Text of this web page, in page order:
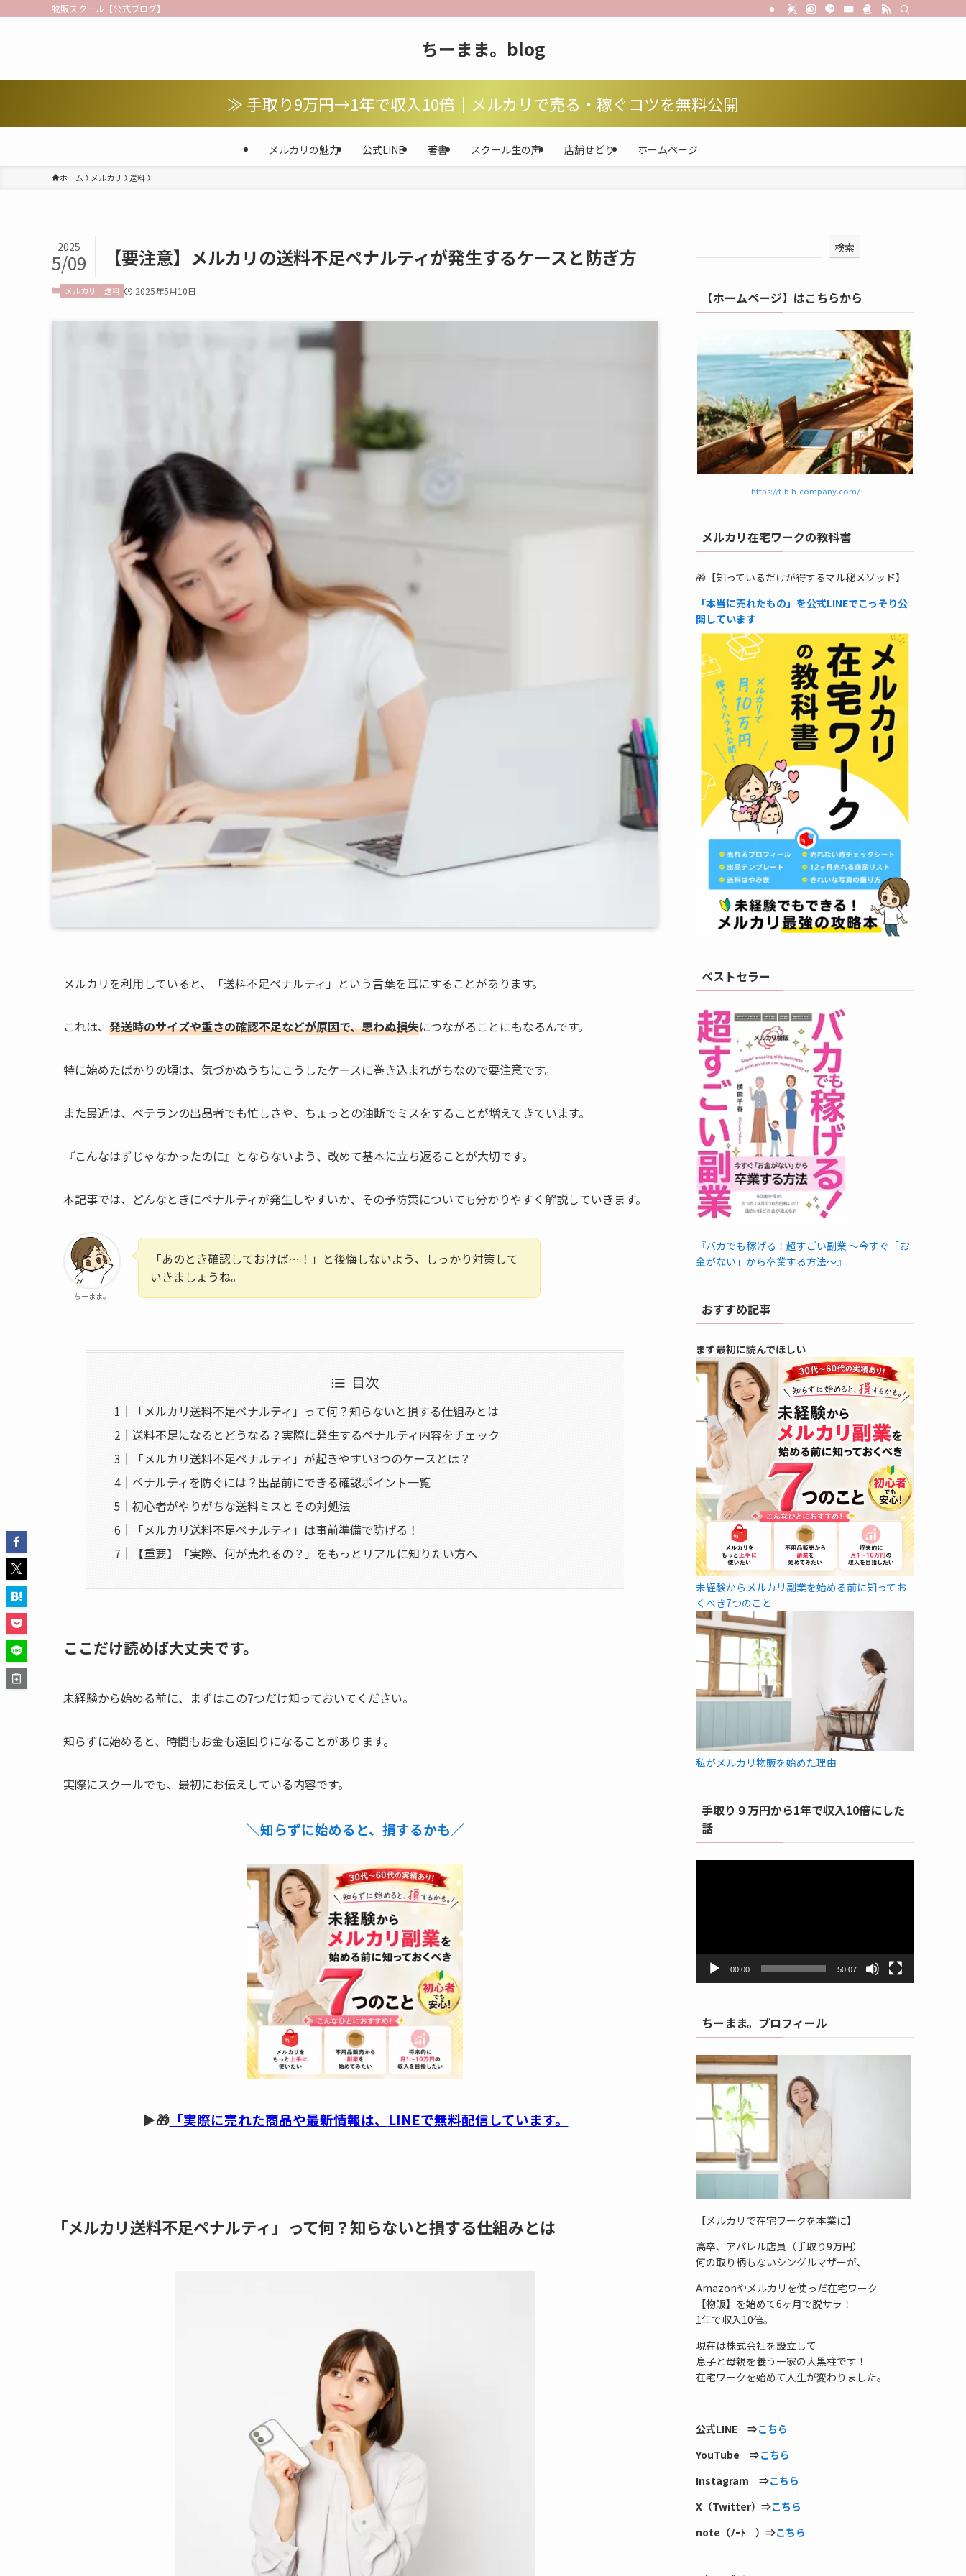
物販スクール【公式ブログ】
ちーまま。blog
メルカリの魅力 公式LINE 著書 スクール生の声 店舗せどり ホームページ
≫ 手取り9万円→1年で収入10倍｜メルカリで売る・稼ぐコツを無料公開
ホーム メルカリ 送料
【要注意】メルカリの送料不足ペナルティが発生するケースと防ぎ方
2025
5/09
メルカリ 送料 2025年5月10日
メルカリを利用していると、「送料不足ペナルティ」という言葉を耳にすることがあります。
これは、 発送時のサイズや重さの確認不足などが原因で、思わぬ損失につながることにもなるんです。
特に始めたばかりの頃は、気づかぬうちにこうしたケースに巻き込まれがちなので要注意です。
また最近は、ベテランの出品者でも忙しさや、ちょっとの油断でミスをすることが増えてきています。
『こんなはずじゃなかったのに』とならないよう、改めて基本に立ち返ることが大切です。
本記事では、どんなときにペナルティが発生しやすいか、その予防策についても分かりやすく解説していきます。
ちーまま。
「あのとき確認しておけば…！」と後悔しないよう、しっかり対策して
いきましょうね。
目次
「メルカリ送料不足ペナルティ」って何？知らないと損する仕組みとは
送料不足になるとどうなる？実際に発生するペナルティ内容をチェック
「メルカリ送料不足ペナルティ」が起きやすい3つのケースとは？
ペナルティを防ぐには？出品前にできる確認ポイント一覧
初心者がやりがちな送料ミスとその対処法
「メルカリ送料不足ペナルティ」は事前準備で防げる！
【重要】「実際、何が売れるの？」をもっとリアルに知りたい方へ
ここだけ読めば大丈夫です。
未経験から始める前に、まずはこの7つだけ知っておいてください。
知らずに始めると、時間もお金も遠回りになることがあります。
実際にスクールでも、最初にお伝えしている内容です。
＼知らずに始めると、損するかも／
▶🎁「実際に売れた商品や最新情報は、 LINEで無料配信しています。
「メルカリ送料不足ペナルティ」って何？知らないと損する仕組みとは
検索
【ホームページ】はこちらから
https://t-b-h-company.com/
メルカリ在宅ワークの教科書
🎁【知っているだけが得するマル秘メソッド】
「本当に売れたもの」を公式LINEでこっそり公
開しています
ベストセラー
『バカでも稼げる！超すごい副業 〜今すぐ「お
金がない」から卒業する方法〜』
おすすめ記事
まず最初に読んでほしい
未経験からメルカリ副業を始める前に知ってお
くべき7つのこと
私がメルカリ物販を始めた理由
手取り９万円から1年で収入10倍にした
話
00:00 50:07
ちーまま。プロフィール
【メルカリで在宅ワークを本業に】
高卒、アパレル店員（手取り9万円）
何の取り柄もないシングルマザーが、
Amazonやメルカリを使っだ在宅ワーク
【物販】を始めて6ヶ月で脱サラ！
1年で収入10倍。
現在は株式会社を設立して
息子と母親を養う一家の大黒柱です！
在宅ワークを始めて人生が変わりました。
公式LINE ⇒こちら
YouTube ⇒こちら
Instagram ⇒こちら
X（Twitter）⇒こちら
note（ﾉｰﾄ ）⇒こちら